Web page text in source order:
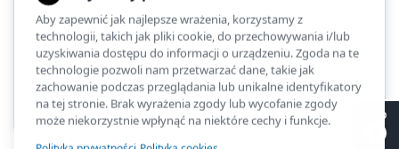
Kliknięć: 921
Poprzednia Następna
II LO